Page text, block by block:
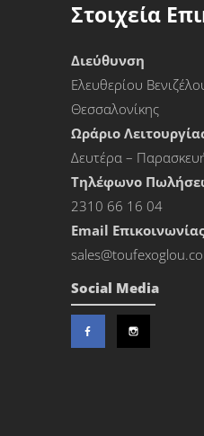
Στοιχεία
Διεύθυνση
Ελευθερίου
Θεσσαλονίκης
Ωράριο
Δευτέρα –
Τηλέφωνο
2310 66 16 04
Εmail
Social Media